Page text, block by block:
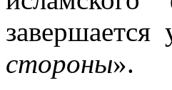
стороны».